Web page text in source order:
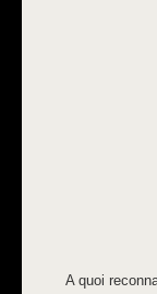
A quoi